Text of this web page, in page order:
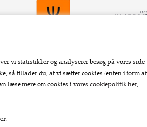
vi statistikker og analyserer besøg på vores side
så tillader du, at vi sætter cookies (enten i form af
læse mere om cookies i vores cookiepolitik her,
Betaling